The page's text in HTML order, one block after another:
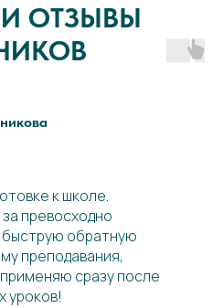
И ОТЗЫВЫ
к школе.
превосходно
обратную
преподавания,
сразу после
уроков!